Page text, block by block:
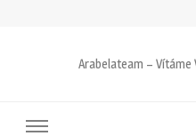
Arabelateam – Vítáme